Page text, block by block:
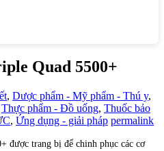
Quad 5500+
, Dược phẩm - Mỹ phẩm - Thú y,
Thực phẩm - Đồ uống, Thuốc bảo
, Ứng dụng - giải pháp permalink
được trang bị để chinh phục các cơ